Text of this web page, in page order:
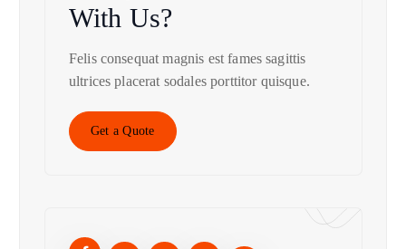
With Us?
Felis consequat magnis est fames sagittis
ultrices placerat sodales porttitor quisque.
Get a Quote